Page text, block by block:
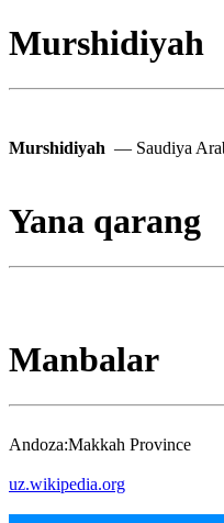
Murshidiyah
Murshidiyah — Saudiya
Yana qarang
Manbalar
Andoza:Makkah Province
uz.wikipedia.org